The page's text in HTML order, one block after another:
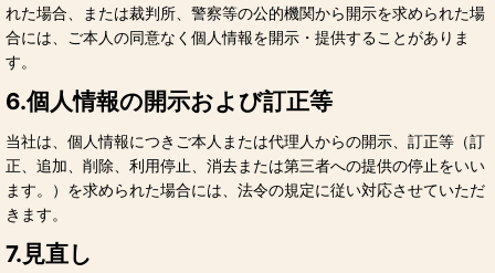
れた場合、または裁判所、警察等の公的機関から開示を求められた場
合には、ご本人の同意なく個人情報を開示・提供することがありま
す。
6.個人情報の開示および訂正等
当社は、個人情報につきご本人または代理人からの開示、訂正等（訂
正、追加、削除、利用停止、消去または第三者への提供の停止をいい
ます。）を求められた場合には、法令の規定に従い対応させていただ
きます。
7.見直し